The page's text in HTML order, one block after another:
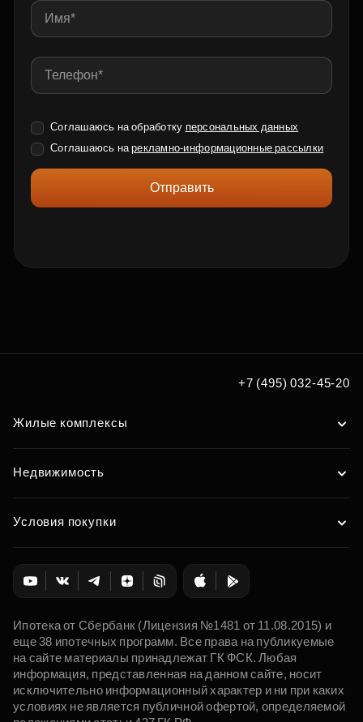
Соглашаюсь на обработку персональных данных
Соглашаюсь нарекламно-информационные рассылки
Отправить
+7 (495) 032-45-20
Жилые комплексы
Недвижимость
Условия покупки
Ипотека от Сбербанк (Лицензия №1481 от 11.08.2015) и
еще 38 ипотечных программ. Все права на публикуемые
на сайте материалы принадлежат ГК ФСК. Любая
информация, представленная на данном сайте, носит
исключительно информационный характер и ни при каких
условиях не является публичной офертой, определяемой